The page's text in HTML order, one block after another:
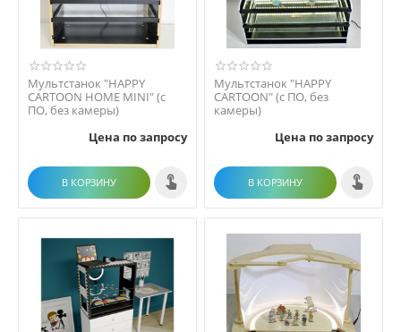
Мультстанок "HAPPY
CARTOON HOME MINI" (с
ПО, без камеры)
Цена по запросу
В КОРЗИНУ
Мультстанок "HAPPY
CARTOON" (с ПО, без
камеры)
Цена по запросу
В КОРЗИНУ